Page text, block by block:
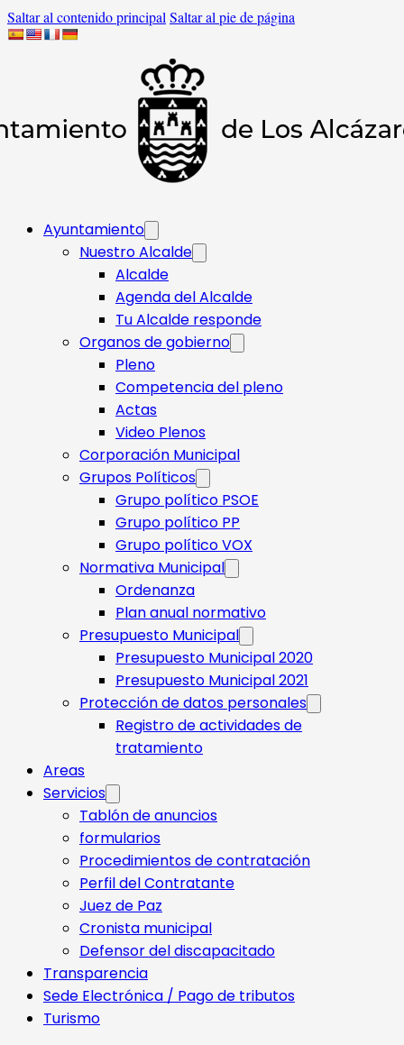
Saltar al contenido principal Saltar al pie de página
Ayuntamiento
Nuestro Alcalde
Alcalde
Agenda del Alcalde
Tu Alcalde responde​
Organos de gobierno
Pleno
Competencia del pleno
Actas
Video Plenos
Corporación Municipal
Grupos Políticos
Grupo político PSOE
Grupo político PP
Grupo político VOX
Normativa Municipal
Ordenanza
Plan anual normativo
Presupuesto Municipal
Presupuesto Municipal 2020
Presupuesto Municipal 2021
Protección de datos personales
Registro de actividades de
tratamiento
Areas
Servicios
Tablón de anuncios
formularios
Procedimientos de contratación
Perfil del Contratante
Juez de Paz
Cronista municipal
Defensor del discapacitado
Transparencia
Sede Electrónica / Pago de tributos
Turismo